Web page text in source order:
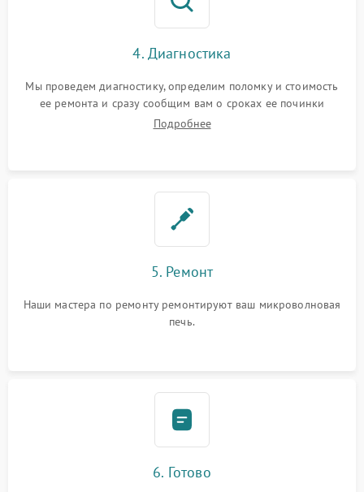
4. Диагностика
Мы проведем диагностику, определим поломку и стоимость
ее ремонта и сразу сообщим вам о сроках ее починки
Подробнее
5. Ремонт
Наши мастера по ремонту ремонтируют ваш микроволновая
печь.
6. Готово